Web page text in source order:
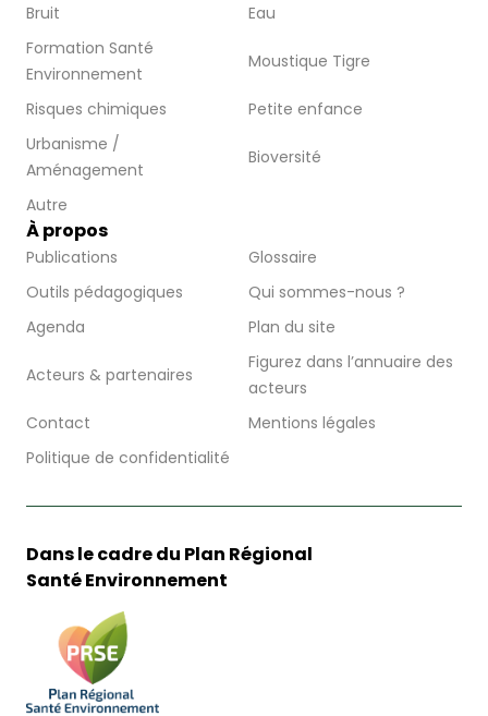
Bruit
Eau
Formation Santé
Environnement
Moustique Tigre
Risques chimiques
Petite enfance
Urbanisme /
Aménagement
Bioversité
Autre
À propos
Publications
Glossaire
Outils pédagogiques
Qui sommes-nous ?
Agenda
Plan du site
Acteurs & partenaires
Figurez dans l’annuaire des
acteurs
Contact
Mentions légales
Politique de confidentialité
Dans le cadre du Plan Régional
Santé Environnement